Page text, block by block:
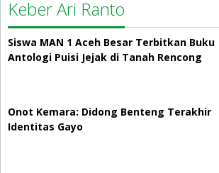
Keber Ari Ranto
Siswa MAN 1 Aceh Besar Terbitkan Buku
Antologi Puisi Jejak di Tanah Rencong
Onot Kemara: Didong Benteng Terakhir
Identitas Gayo